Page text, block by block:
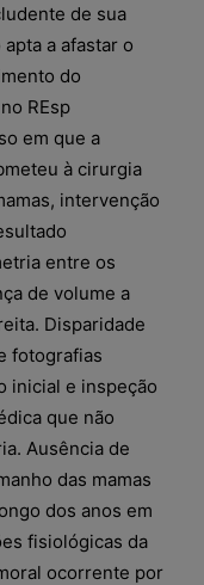
de sua
a afastar o
do
REsp
em que a
à cirurgia
intervenção
entre os
de volume a
Disparidade
fotografias
inicial e inspeção
que não
Ausência de
das mamas
dos anos em
fisiológicas da
ocorrente por